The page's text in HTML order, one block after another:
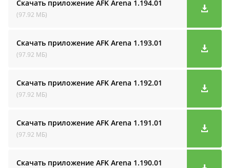
Скачать приложение AFK Arena 1.194.01
(97.92 МБ)
Скачать приложение AFK Arena 1.193.01
(97.92 МБ)
Скачать приложение AFK Arena 1.192.01
(97.92 МБ)
Скачать приложение AFK Arena 1.191.01
(97.92 МБ)
Скачать приложение AFK Arena 1.190.01